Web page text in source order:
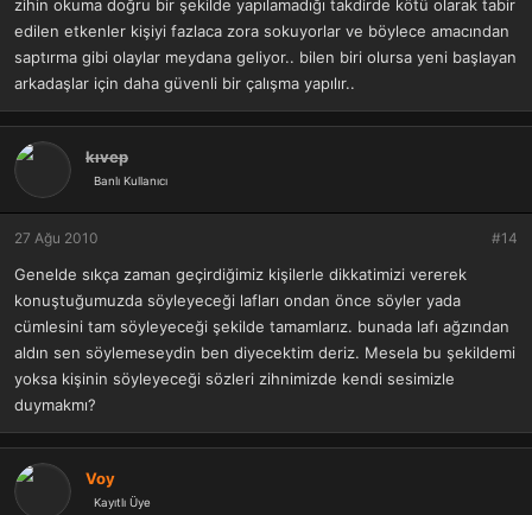
zihin okuma doğru bir şekilde yapılamadığı takdirde kötü olarak tabir
edilen etkenler kişiyi fazlaca zora sokuyorlar ve böylece amacından
saptırma gibi olaylar meydana geliyor.. bilen biri olursa yeni başlayan
arkadaşlar için daha güvenli bir çalışma yapılır..
kıvep
Banlı Kullanıcı
27 Ağu 2010 #14
Genelde sıkça zaman geçirdiğimiz kişilerle dikkatimizi vererek
konuştuğumuzda söyleyeceği lafları ondan önce söyler yada
cümlesini tam söyleyeceği şekilde tamamlarız. bunada lafı ağzından
aldın sen söylemeseydin ben diyecektim deriz. Mesela bu şekildemi
yoksa kişinin söyleyeceği sözleri zihnimizde kendi sesimizle
duymakmı?
Voy
Kayıtlı Üye